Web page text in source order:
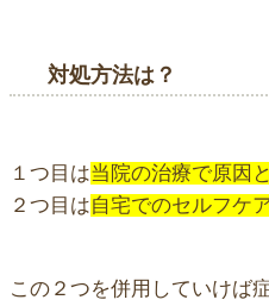
対処方法は？
１つ目は当院の治療で原因
２つ目は自宅でのセルフケ
この２つを併用していけば